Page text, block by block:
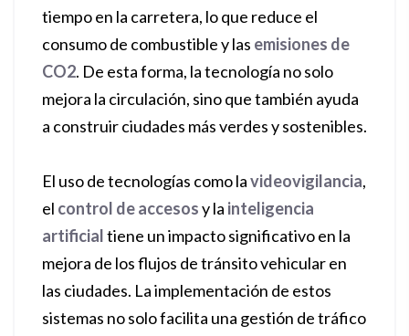
tiempo en la carretera, lo que reduce el
consumo de combustible y las emisiones de
CO2. De esta forma, la tecnología no solo
mejora la circulación, sino que también ayuda
a construir ciudades más verdes y sostenibles.
El uso de tecnologías como lavideovigilancia,
el control de accesosy la inteligencia
artificialtiene un impacto significativo en la
mejora de los flujos de tránsito vehicular en
las ciudades. La implementación de estos
sistemas no solo facilita una gestión de tráfico